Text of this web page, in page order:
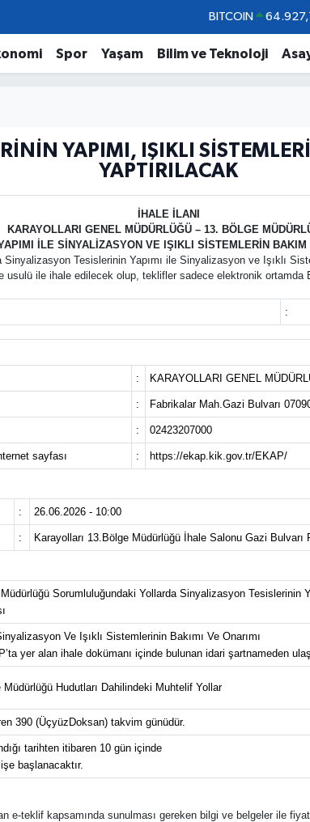
BITCOIN
EURO
BİST100
Spor Yaşam Bilim ve Teknoloji
YAPIMI, IŞIKLI
YAPTIRILACAK
İHALE İLANI
KARAYOLLARI GENEL MÜDÜRLÜĞÜ – 13. BÖLGE
İLE SİNYALİZASYON VE IŞIKLI SİSTEMLERİN
Tesislerinin Yapımı ile Sinyalizasyon ve Işıklı
ile ihale edilecek olup, teklifler sadece elektronik ortamda
:
: KARAYOLLARI GENEL
: Fabrikalar Mah.Gazi Bulvarı
: 02423207000
sayfası : https://ekap.kik.gov.tr/EKAP/
: 26.06.2026 - 10:00
: Karayolları 13.Bölge Müdürlüğü İhale Salonu Gazi Bulvarı
Sorumluluğundaki Yollarda Sinyalizasyon Tesislerinin
Ve Işıklı Sistemlerinin Bakımı Ve Onarımı
yer alan ihale dokümanı içinde bulunan idari şartnameden
Müdürlüğü Hudutları Dahilindeki Muhtelif Yollar
390 (ÜçyüzDoksan) takvim günüdür.
tarihten itibaren 10 gün içinde
başlanacaktır.
e-teklif kapsamında sunulması gereken bilgi ve belgeler ile